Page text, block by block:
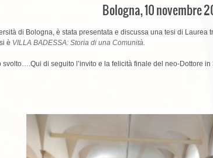
Bologna, 10 novembre
di Bologna, è stata presentata e discussa una tesi di
è VILLA BADESSA: Storia di una Comunità.
di seguito l’invito e la felicità finale del neo-Dottore